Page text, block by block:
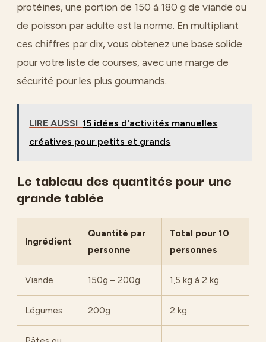
protéines, une portion de 150 à 180 g de viande ou
de poisson par adulte est la norme. En multipliant
ces chiffres par dix, vous obtenez une base solide
pour votre liste de courses, avec une marge de
sécurité pour les plus gourmands.
LIRE AUSSI 15 idées d'activités manuelles
créatives pour petits et grands
Le tableau des quantités pour une
grande tablée
Ingrédient
Quantité par
personne
Total pour 10
personnes
Viande 150g – 200g 1,5 kg à 2 kg
Légumes 200g 2 kg